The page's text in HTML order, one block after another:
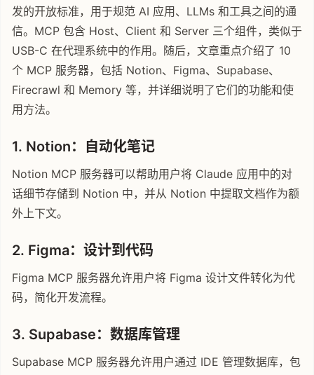
发的开放标准，用于规范 AI 应用、LLMs 和工具之间的通
信。MCP 包含 Host、Client 和 Server 三个组件，类似于
USB-C 在代理系统中的作用。随后，文章重点介绍了 10
个 MCP 服务器，包括 Notion、Figma、Supabase、
Firecrawl 和 Memory 等，并详细说明了它们的功能和使
用方法。
1. Notion：自动化笔记
Notion MCP 服务器可以帮助用户将 Claude 应用中的对
话细节存储到 Notion 中，并从 Notion 中提取文档作为额
外上下文。
2. Figma：设计到代码
Figma MCP 服务器允许用户将 Figma 设计文件转化为代
码，简化开发流程。
3. Supabase：数据库管理
Supabase MCP 服务器允许用户通过 IDE 管理数据库，包